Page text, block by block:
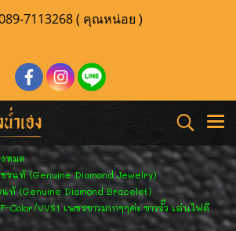
7113268 ( คุณหน่อย )
หมด
รแท้ (Genuine Diamond Jewelry)
ท้ (Genuine Diamond Bracelet)
Color/VVS1 เพชรขาวมากๆๆค่ะ ขาวจั๊ว เล่นไฟดี